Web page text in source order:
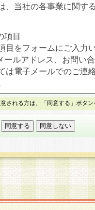
、当社の各事業に関す
項目
目をフォームにご入力
ールアドレス、お問い
は電子メールでのご連
い方法による個人情報
ョン管理のためCookie
ついて
三者に提供しません。
部に委託する場合は、
業を選定して委託を行
す。
される方は、「同意する」ボタ